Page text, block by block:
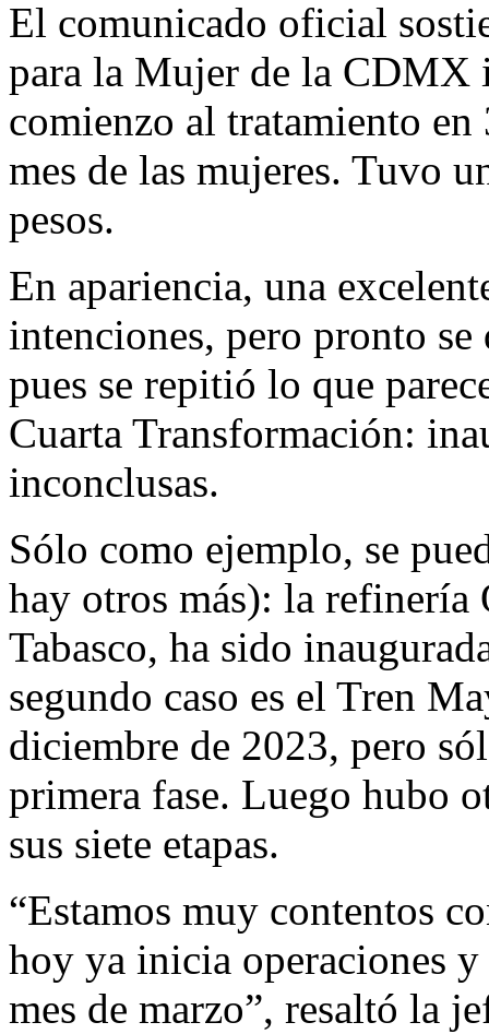
El comunicado oficial
para la Mujer de la CDMX
comienzo al tratamiento en
mes de las mujeres. Tuvo
pesos.
En apariencia, una
intenciones, pero pronto se
pues se repitió lo que
Cuarta Transformación:
inconclusas.
Sólo como ejemplo, se
hay otros más): la refinería
Tabasco, ha sido
segundo caso es el Tren
diciembre de 2023, pero
primera fase. Luego hubo
sus siete etapas.
“Estamos muy contentos
hoy ya inicia operaciones y
mes de marzo”, resaltó la